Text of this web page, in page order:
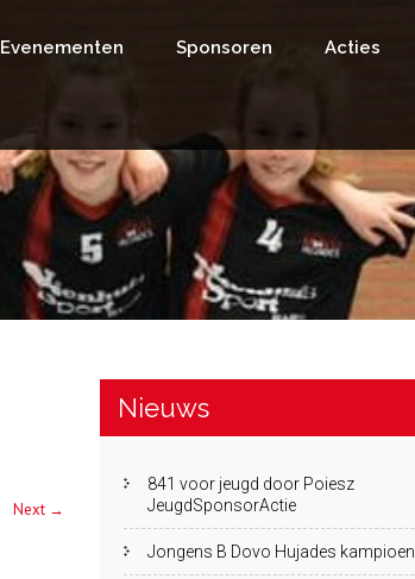
Evenementen Sponsoren Acties
Next →
Nieuws
841 voor jeugd door Poiesz
JeugdSponsorActie
Jongens B Dovo Hujades kampioen